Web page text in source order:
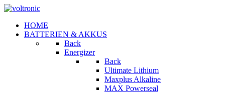
HOME
BATTERIEN & AKKUS
Back
Energizer
Back
Ultimate Lithium
Maxplus Alkaline
MAX Powerseal